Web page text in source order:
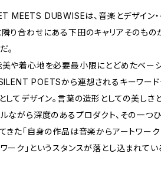
MEETS DUBWISEは、音楽とデザイン
り合わせにある下田のキャリアそのもの
。
や着心地を必要最小限にとどめたベー
SILENT POETSから連想されるキーワー
してデザイン。言葉の造形としての美し
ながら深度のあるプロダクト、その一つ
きた「自身の作品は音楽からアートワー
ーク」というスタンスが落とし込まれてい